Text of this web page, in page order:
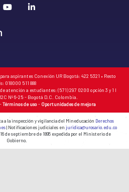
aspirantes Conexión UR Bogotá: 422 5321 • Resto
018000 511 888
atención a estudiantes: (571) 297 0200 opción 3 y 1 I
Nº 6-25 - Bogotá D.C. Colombia.
Términos de uso- Oportunidades de mejora
la inspección y vigilancia del Mineducación Derechos
| Notificaciones judiciales en juridica@urosario.edu.co
de septiembre de 1895 expedida por el Ministerio de
Gobierno.